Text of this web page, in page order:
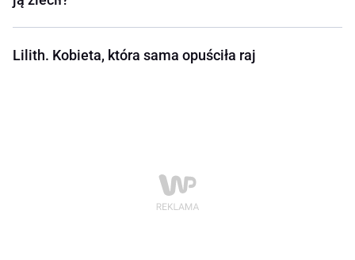
Lilith. Kobieta, która sama opuściła raj